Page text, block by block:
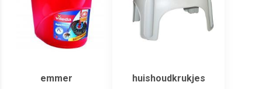
emmer huishoudkrukjes